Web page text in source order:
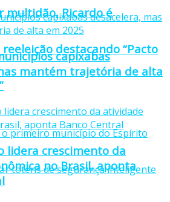
multidão, Ricardo é
destacando “Pacto
capixabas
mantém trajetória de alta
lidera crescimento da
no Brasil, aponta